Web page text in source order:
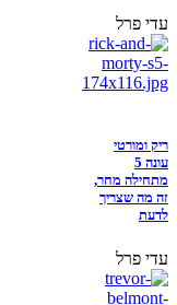
עדי פרל
ריק ומורטי
עונה 5
מתחילה מחר,
זה מה שצריך
לדעת
עדי פרל